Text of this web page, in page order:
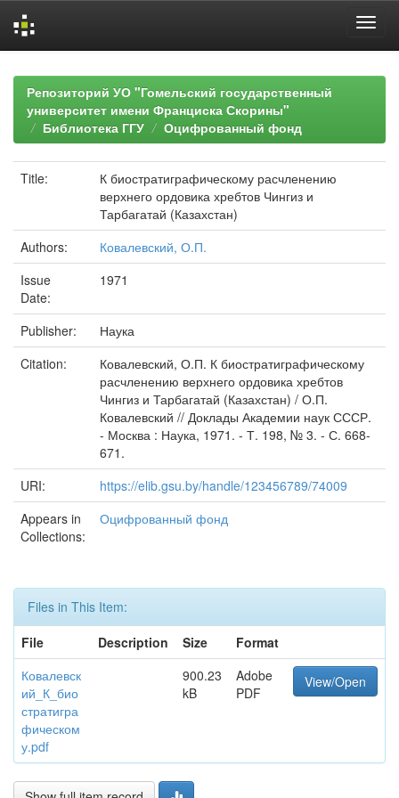
navigationРепозиторий УО "Гомельский государственный
университет имени Франциска Скорины"
Библиотека ГГУ
Оцифрованный фонд
Title:
К биостратиграфическому расчленению
верхнего ордовика хребтов Чингиз и
Тарбагатай (Казахстан)
Authors:
Ковалевский, О.П.
Issue
Date:
1971
Publisher:
Наука
Citation:
Ковалевский, О.П. К биостратиграфическому
расчленению верхнего ордовика хребтов
Чингиз и Тарбагатай (Казахстан) / О.П.
Ковалевский // Доклады Академии наук СССР.
- Москва : Наука, 1971. - Т. 198, № 3. - С. 668-
671.
URI:
https://elib.gsu.by/handle/123456789/74009
Appears in
Collections:
Оцифрованный фонд
Files in This Item:
File
Description Size
Format
Ковалевск
ий_К_био
стратигра
фическом
у.pdf
900.23
kB
Adobe
PDF
View/Open